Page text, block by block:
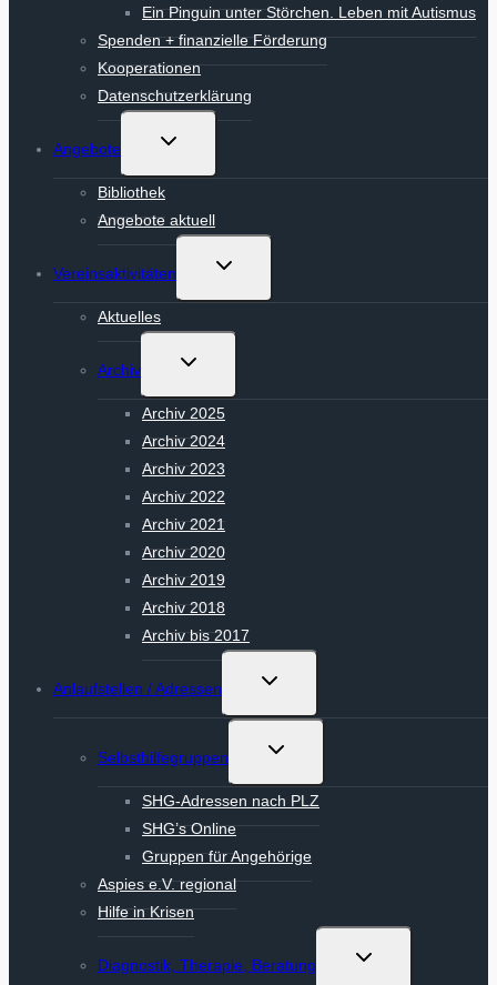
Ein Pinguin unter Störchen. Leben mit Autismus
Spenden + finanzielle Förderung
Kooperationen
Datenschutzerklärung
Angebote
Untermenü
Bibliothek
Angebote aktuell
Vereinsaktivitäten
Untermenü
Aktuelles
Archiv
Untermenü
Archiv 2025
Archiv 2024
Archiv 2023
Archiv 2022
Archiv 2021
Archiv 2020
Archiv 2019
Archiv 2018
Archiv bis 2017
Anlaufstellen / Adressen
Untermenü
Selbsthilfegruppen
Untermenü
SHG-Adressen nach PLZ
SHG’s Online
Gruppen für Angehörige
Aspies e.V. regional
Hilfe in Krisen
Diagnostik, Therapie, Beratung
Untermenü